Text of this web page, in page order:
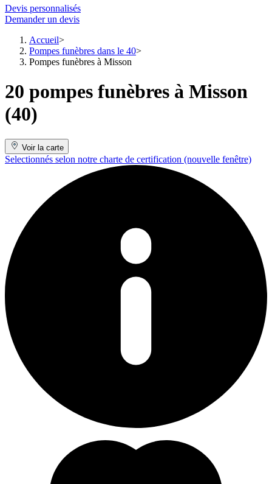
Devis personnalisés
Demander un devis
Accueil
Pompes funèbres dans le 40
Pompes funèbres à Misson
20 pompes funèbres à Misson
(40)
Voir la carte
Selectionnés selon notre charte de certification (nouvelle fenêtre)